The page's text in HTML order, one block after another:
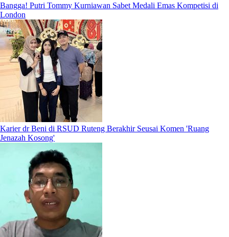
Bangga! Putri Tommy Kurniawan Sabet Medali Emas Kompetisi di
London
Karier dr Beni di RSUD Ruteng Berakhir Seusai Komen 'Ruang
Jenazah Kosong'